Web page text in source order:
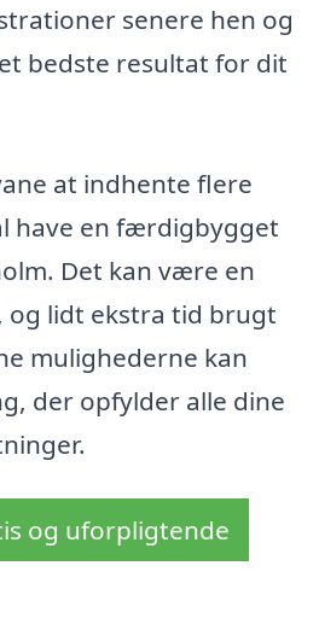
senere hen og
bedste resultat for dit
at indhente flere
have en færdigbygget
Det kan være en
lidt ekstra tid brugt
mulighederne kan
der opfylder alle dine
og uforpligtende